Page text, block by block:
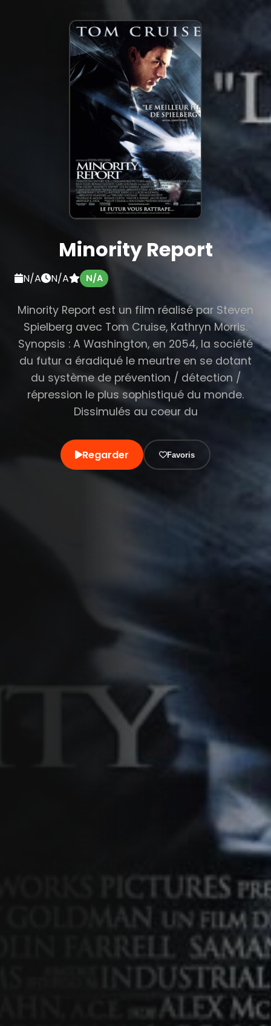
Minority Report
N/A N/A N/A
Minority Report est un film réalisé par Steven
Spielberg avec Tom Cruise, Kathryn Morris.
Synopsis : A Washington, en 2054, la société
du futur a éradiqué le meurtre en se dotant
du système de prévention / détection /
répression le plus sophistiqué du monde.
Dissimulés au coeur du
Regarder Favoris